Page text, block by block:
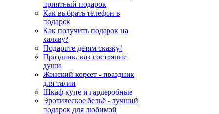
приятный подарок
Как выбрать телефон в
подарок
Как получить подарок на
халяву?
Подарите детям сказку!
Праздник, как состояние
души
Женский корсет - праздник
для талии
Шкаф-купе и гардеробные
Эротическое бельё - лучший
подарок для любимой